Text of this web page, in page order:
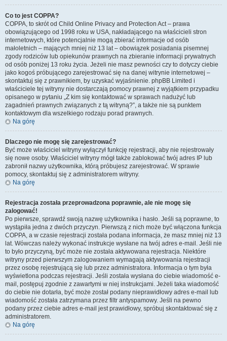
Co to jest COPPA?
COPPA, to skrót od Child Online Privacy and Protection Act – prawa
obowiązującego od 1998 roku w USA, nakładającego na właścicieli stron
internetowych, które potencjalnie mogą zbierać informacje od osób
małoletnich – mających mniej niż 13 lat – obowiązek posiadania pisemnej
zgody rodziców lub opiekunów prawnych na zbieranie informacji prywatnych
od osób poniżej 13 roku życia. Jeżeli nie masz pewności czy to dotyczy ciebie
jako kogoś próbującego zarejestrować się na danej witrynie internetowej –
skontaktuj się z prawnikiem, by uzyskać wyjaśnienie. phpBB Limited i
właściciele tej witryny nie dostarczają pomocy prawnej z wyjątkiem przypadku
opisanego w pytaniu „Z kim się kontaktować w sprawach nadużyć lub
zagadnień prawnych związanych z tą witryną?”, a także nie są punktem
kontaktowym dla wszelkiego rodzaju porad prawnych.
Na górę
Dlaczego nie mogę się zarejestrować?
Być może właściciel witryny wyłączył funkcję rejestracji, aby nie rejestrowały
się nowe osoby. Właściciel witryny mógł także zablokować twój adres IP lub
zabronił nazwy użytkownika, którą próbujesz zarejestrować. W sprawie
pomocy, skontaktuj się z administratorem witryny.
Na górę
Rejestracja została przeprowadzona poprawnie, ale nie mogę się
zalogować!
Po pierwsze, sprawdź swoją nazwę użytkownika i hasło. Jeśli są poprawne, to
wystąpiła jedna z dwóch przyczyn. Pierwszą z nich może być włączona funkcja
COPPA, a w czasie rejestracji została podana informacja, że masz mniej niż 13
lat. Wówczas należy wykonać instrukcje wysłane na twój adres e-mail. Jeśli nie
to było przyczyną, być może nie została aktywowana rejestracja. Niektóre
witryny przed pierwszym zalogowaniem wymagają aktywowania rejestracji
przez osobę rejestrującą się lub przez administratora. Informacja o tym była
wyświetlona podczas rejestracji. Jeśli została wysłana do ciebie wiadomość e-
mail, postępuj zgodnie z zawartymi w niej instrukcjami. Jeżeli taka wiadomość
do ciebie nie dotarła, być może został podany nieprawidłowy adres e-mail lub
wiadomość została zatrzymana przez filtr antyspamowy. Jeśli na pewno
podany przez ciebie adres e-mail jest prawidłowy, spróbuj skontaktować się z
administratorem.
Na górę